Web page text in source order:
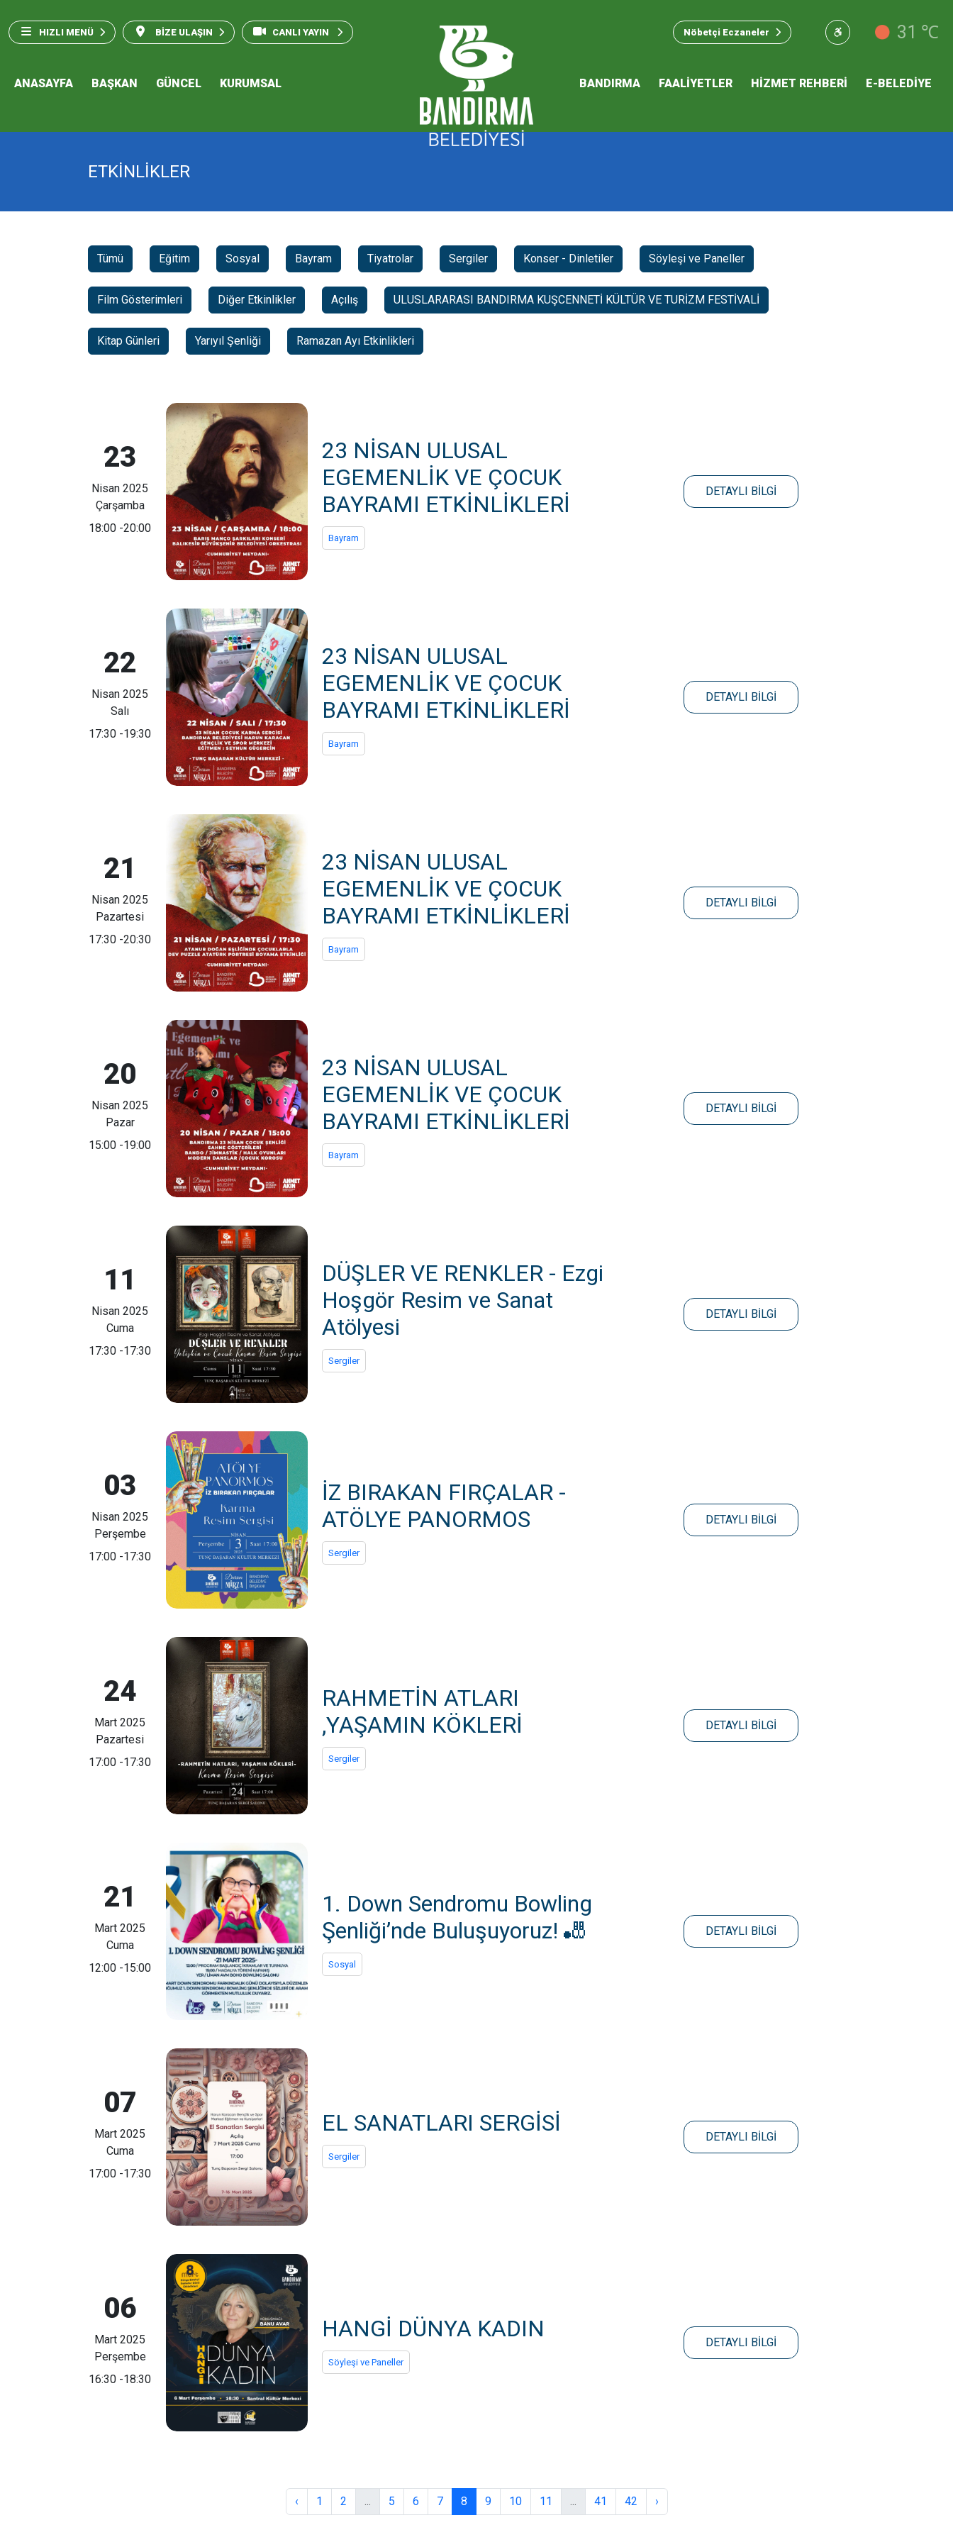
HIZLI MENÜ BİZE ULAŞIN CANLI YAYIN Nöbetçi Eczaneler 31 ℃
ANASAYFA BAŞKAN GÜNCEL KURUMSAL
2026 Performans Programı
BANDIRMA FAALİYETLER HİZMET REHBERİ E-BELEDİYE
ETKİNLİKLER
Tümü Eğitim Sosyal Bayram Tiyatrolar Sergiler Konser - Dinletiler Söyleşi ve Paneller
Film Gösterimleri Diğer Etkinlikler Açılış ULUSLARARASI BANDIRMA KUŞCENNETİ KÜLTÜR VE TURİZM FESTİVALİ
Kitap Günleri Yarıyıl Şenliği Ramazan Ayı Etkinlikleri
23
Nisan 2025
Çarşamba
18:00 -20:00
23 NİSAN ULUSAL
EGEMENLİK VE ÇOCUK
BAYRAMI ETKİNLİKLERİ
Bayram
DETAYLI BİLGİ
22
Nisan 2025
Salı
17:30 -19:30
23 NİSAN ULUSAL
EGEMENLİK VE ÇOCUK
BAYRAMI ETKİNLİKLERİ
Bayram
DETAYLI BİLGİ
21
Nisan 2025
Pazartesi
17:30 -20:30
23 NİSAN ULUSAL
EGEMENLİK VE ÇOCUK
BAYRAMI ETKİNLİKLERİ
Bayram
DETAYLI BİLGİ
20
Nisan 2025
Pazar
15:00 -19:00
23 NİSAN ULUSAL
EGEMENLİK VE ÇOCUK
BAYRAMI ETKİNLİKLERİ
Bayram
DETAYLI BİLGİ
11
Nisan 2025
Cuma
17:30 -17:30
DÜŞLER VE RENKLER - Ezgi
Hoşgör Resim ve Sanat
Atölyesi
Sergiler
DETAYLI BİLGİ
03
Nisan 2025
Perşembe
17:00 -17:30
İZ BIRAKAN FIRÇALAR -
ATÖLYE PANORMOS
Sergiler
DETAYLI BİLGİ
24
Mart 2025
Pazartesi
17:00 -17:30
RAHMETİN ATLARI
,YAŞAMIN KÖKLERİ
Sergiler
DETAYLI BİLGİ
21
Mart 2025
Cuma
12:00 -15:00
1. Down Sendromu Bowling
Şenliği’nde Buluşuyoruz! 🎳
Sosyal
DETAYLI BİLGİ
07
Mart 2025
Cuma
17:00 -17:30
EL SANATLARI SERGİSİ
Sergiler
DETAYLI BİLGİ
06
Mart 2025
Perşembe
16:30 -18:30
HANGİ DÜNYA KADIN
Söyleşi ve Paneller
DETAYLI BİLGİ
‹ 1 2 ... 5 6 7 8 9 10 11 ... 41 42 ›